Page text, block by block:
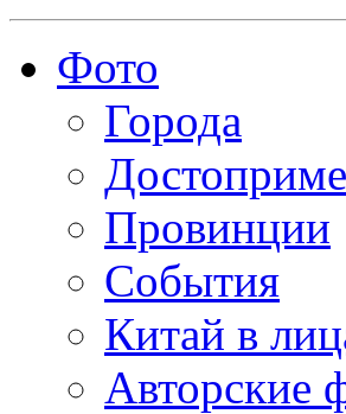
Фото
Города
Провинции
События
Китай в
Авторские